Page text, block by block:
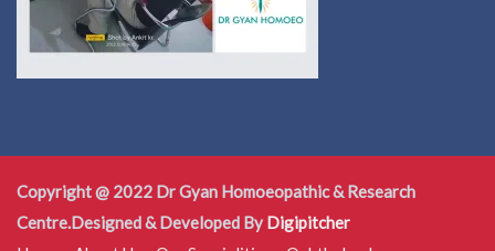
Copyright @ 2022 Dr Gyan Homoeopathic & Research
Centre.Designed & Developed By Digipitcher